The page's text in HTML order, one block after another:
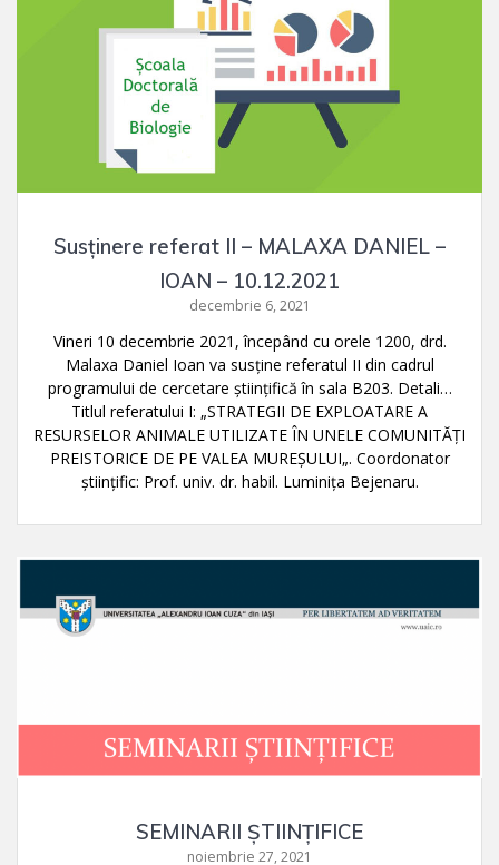
Susținere referat II – MALAXA DANIEL –
IOAN – 10.12.2021
decembrie 6, 2021
Vineri 10 decembrie 2021, începând cu orele 1200, drd.
Malaxa Daniel Ioan va susţine referatul II din cadrul
programului de cercetare ştiinţifică în sala B203. Detali…
Titlul referatului I: „STRATEGII DE EXPLOATARE A
RESURSELOR ANIMALE UTILIZATE ÎN UNELE COMUNITĂŢI
PREISTORICE DE PE VALEA MUREŞULUI„. Coordonator
ştiinţific: Prof. univ. dr. habil. Luminița Bejenaru.
SEMINARII ȘTIINȚIFICE
noiembrie 27, 2021